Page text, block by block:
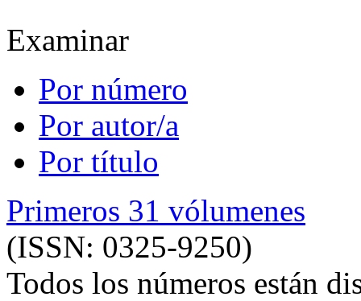
Examinar
Por número
Por autor/a
Por título
Primeros 31 vólumenes
(ISSN: 0325-9250)
Todos los números están